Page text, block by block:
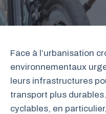
Face à l’urbanisation
environnementaux
leurs infrastructures
transport plus
cyclables, en